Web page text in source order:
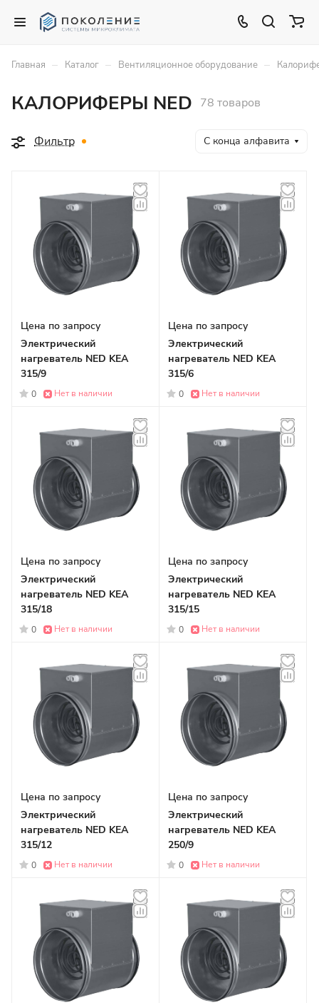
Главная – Каталог – Вентиляционное оборудование –
КАЛОРИФЕРЫ NED 78 товаров
Фильтр С конца алфавита
Цена по запросу
Электрический
нагреватель NED KEA
315/9
0 Нет в наличии
Цена по запросу
Электрический
нагреватель NED KEA
315/6
0 Нет в наличии
Цена по запросу
Электрический
нагреватель NED KEA
315/18
0 Нет в наличии
Цена по запросу
Электрический
нагреватель NED KEA
315/15
0 Нет в наличии
Цена по запросу
Электрический
нагреватель NED KEA
315/12
0 Нет в наличии
Цена по запросу
Электрический
нагреватель NED KEA
250/9
0 Нет в наличии